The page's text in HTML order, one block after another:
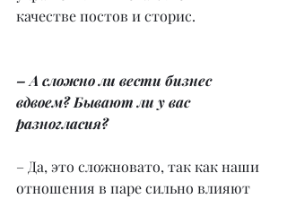
качестве постов и сторис.
– А сложно ли вести бизнес
вдвоем? Бывают ли у вас
разногласия?
– Да, это сложновато, так как наши
отношения в паре сильно влияют